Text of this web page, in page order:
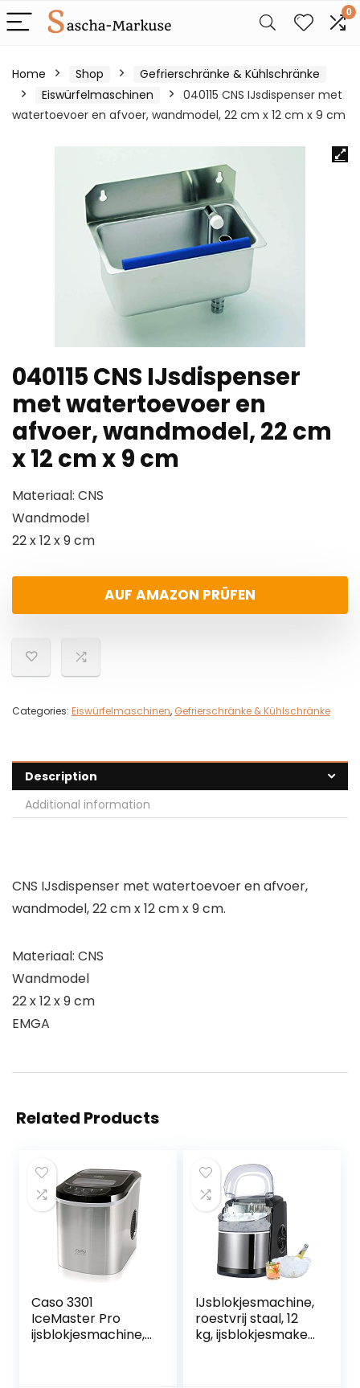
0
Home Shop
Gefrierschränke & Kühlschränke
Eiswürfelmaschinen
040115 CNS IJsdispenser met
watertoevoer en afvoer, wandmodel, 22 cm x 12 cm x 9 cm
040115 CNS IJsdispenser
met watertoevoer en
afvoer, wandmodel, 22 cm
x 12 cm x 9 cm
Materiaal: CNS
Wandmodel
22 x 12 x 9 cm
AUF AMAZON PRÜFEN
Categories: Eiswürfelmaschinen, Gefrierschränke & Kühlschränke
Description
Additional information
CNS IJsdispenser met watertoevoer en afvoer,
wandmodel, 22 cm x 12 cm x 9 cm.
Materiaal: CNS
Wandmodel
22 x 12 x 9 cm
EMGA
Related Products
Caso 3301
IceMaster Pro
ijsblokjesmachine,
IJsblokjesmachine,
roestvrij staal, 12
kg, ijsblokjesmaker,